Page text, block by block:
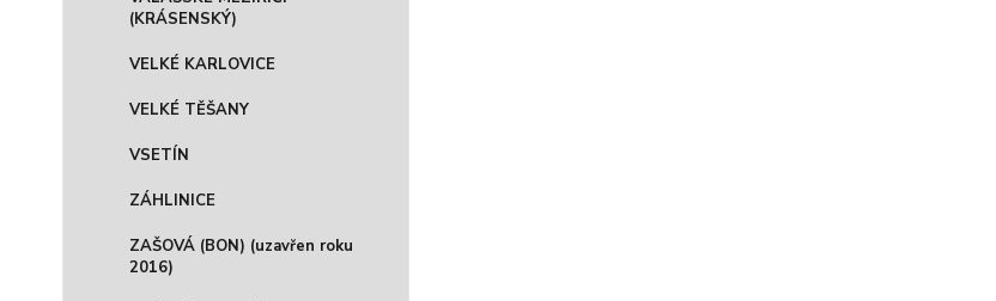
(KRÁSENSKÝ)
VELKÉ KARLOVICE
VELKÉ TĚŠANY
VSETÍN
ZÁHLINICE
ZAŠOVÁ (BON) (uzavřen roku
2016)